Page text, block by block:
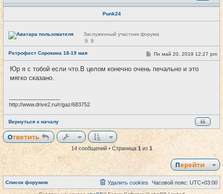
Punk24
Н
е
е
т
и
Заслуженный участник форума
Ретрофест Сорокина 18-19 мая #14
С
о
б
Пн май 20, 2019 12:27 pm
Юр я с тобой если что.В целом конечно очень печально и это
мягко сказано.
http://www.drive2.ru/r/gaz/683752
Вернуться к началу
Ответить
14 сообщений • Страница 1 из 1
Перейти
Список форумов Часовой пояс: UTC+03:00
Удалить cookies